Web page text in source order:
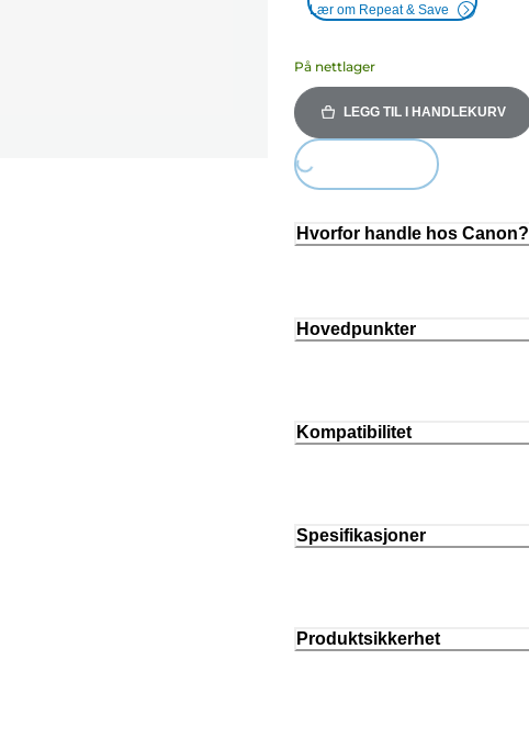
Lær om Repeat & Save
På nettlager
LEGG TIL I HANDLEKURV
Loading...
Hvorfor handle hos Canon?
Hovedpunkter
Kompatibilitet
Spesifikasjoner
Produktsikkerhet